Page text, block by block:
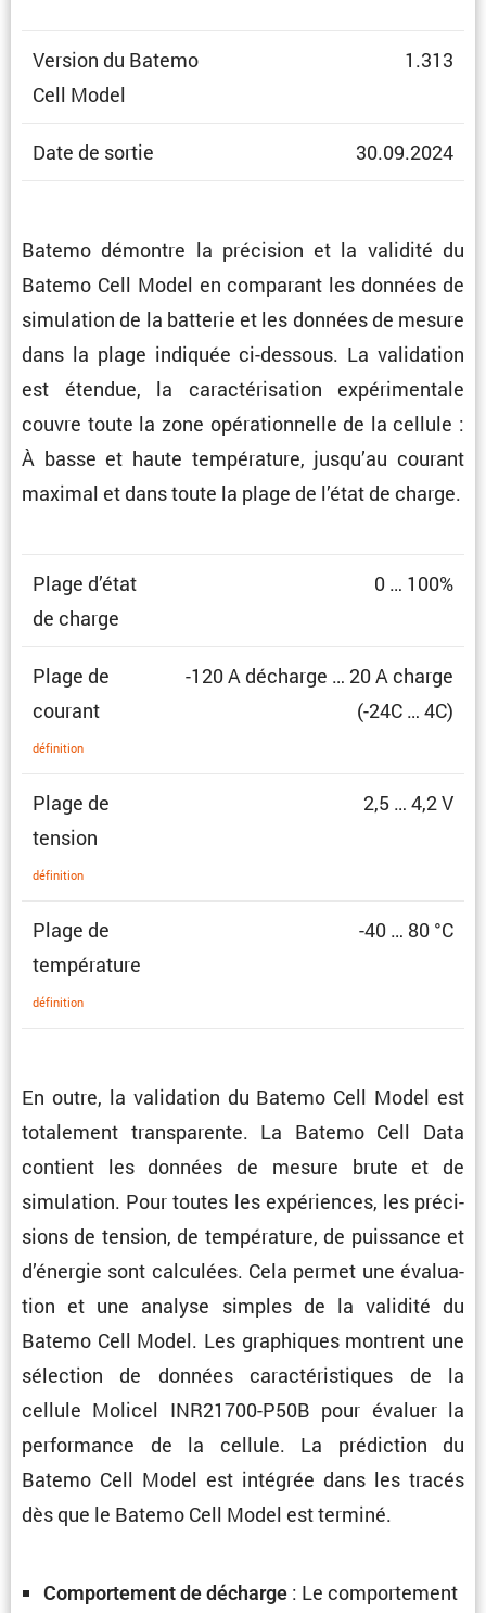
Version du Batemo
Cell Model
1.313
Date de sortie 30.09.2024
Batemo démontre la préci­sion et la validité du
Batemo Cell Model en compa­rant les données de
simula­tion de la batterie et les données de mesure
dans la plage indiquée ci-dessous. La valida­tion
est étendue, la carac­té­ri­sa­tion expéri­men­tale
couvre toute la zone opéra­tion­nelle de la cellule :
À basse et haute tempé­ra­ture, jusqu’au courant
maximal et dans toute la plage de l’état de charge.
Plage d’état
de charge
0 … 100%
Plage de
courant
défini­tion
-120 A décharge … 20 A charge
(-24C … 4C)
Plage de
tension
défini­tion
2,5 … 4,2 V
Plage de
température
défini­tion
-40 … 80 °C
En outre, la valida­tion du Batemo Cell Model est
totale­ment trans­pa­rente. La Batemo Cell Data
contient les données de mesure brute et de
simula­tion. Pour toutes les expériences, les préci­
sions de tension, de tempé­ra­ture, de puissance et
d’énergie sont calcu­lées. Cela permet une évalua­
tion et une analyse simples de la validité du
Batemo Cell Model. Les graphiques montrent une
sélec­tion de données carac­té­ris­tiques de la
cellule Molicel INR21700-P50B pour évaluer la
perfor­mance de la cellule. La prédic­tion du
Batemo Cell Model est intégrée dans les tracés
dès que le Batemo Cell Model est terminé.
Compor­te­ment de décharge : Le compor­te­ment